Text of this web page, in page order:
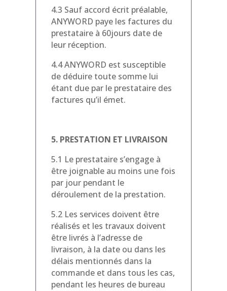
4.3 Sauf accord écrit préalable,
ANYWORD paye les factures du
prestataire à 60jours date de
leur réception.
4.4 ANYWORD est susceptible
de déduire toute somme lui
étant due par le prestataire des
factures qu’il émet.
5. PRESTATION ET LIVRAISON
5.1 Le prestataire s’engage à
être joignable au moins une fois
par jour pendant le
déroulement de la prestation.
5.2 Les services doivent être
réalisés et les travaux doivent
être livrés à l’adresse de
livraison, à la date ou dans les
délais mentionnés dans la
commande et dans tous les cas,
pendant les heures de bureau